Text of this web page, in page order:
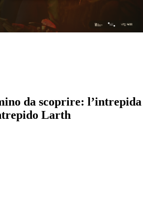
da scoprire: l’intrepida
Larth